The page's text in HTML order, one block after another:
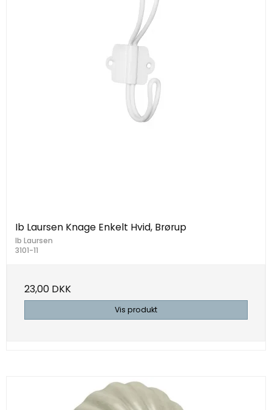
Ib Laursen Knage Enkelt Hvid, Brørup
Ib Laursen
3101-11
23,00 DKK
Vis produkt